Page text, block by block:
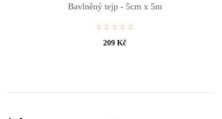
Bavlněný tejp - 5cm x 5m
209 Kč